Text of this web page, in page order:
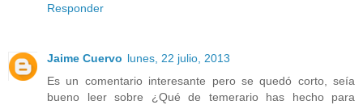
Responder
Jaime Cuervo lunes, 22 julio, 2013
Es un comentario interesante pero se quedó corto, seía
bueno leer sobre ¿Qué de temerario has hecho para